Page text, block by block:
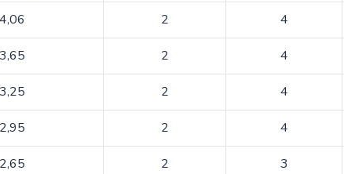
4,06 2 4
3,65 2 4
3,25 2 4
2,95 2 4
2,65 2 3